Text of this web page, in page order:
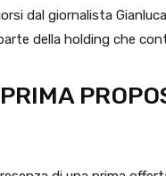
dal giornalista
della holding che